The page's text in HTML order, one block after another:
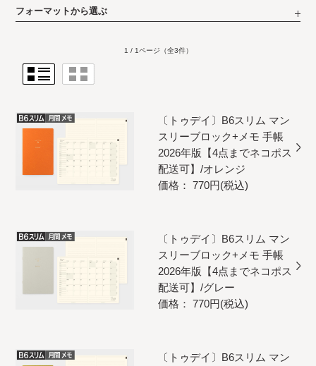
フォーマットから選ぶ
1 / 1ページ （全3件）
〔トゥデイ〕B6スリム マン
スリーブロック+メモ 手帳
2026年版【4点までネコポス
配送可】/オレンジ
価格： 770円(税込)
〔トゥデイ〕B6スリム マン
スリーブロック+メモ 手帳
2026年版【4点までネコポス
配送可】/グレー
価格： 770円(税込)
〔トゥデイ〕B6スリム マン